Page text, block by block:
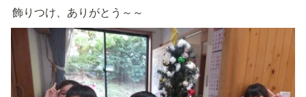
飾りつけ、ありがとう～～